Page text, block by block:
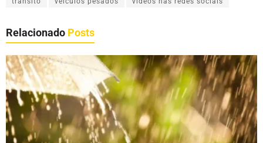
Relacionado Posts